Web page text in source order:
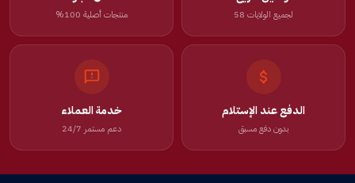
لجميع الولايات 58 منتجات أصلية 100%
الدفع عند الإستلام
بدون دفع مسبق
خدمة العملاء
دعم مستمر 24/7